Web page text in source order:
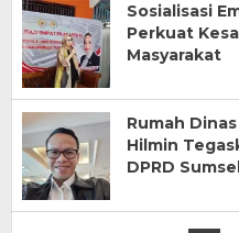
Sosialisasi
Perkuat
Masyarakat
Rumah
Hilmin
DPRD